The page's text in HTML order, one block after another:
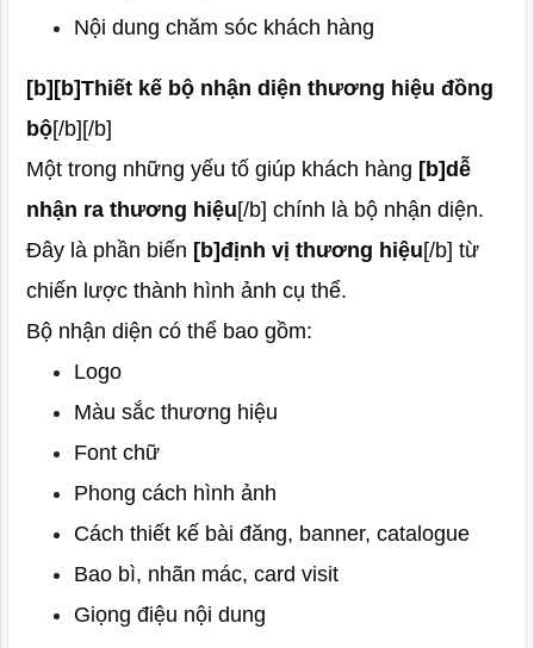
Nội dung chăm sóc khách hàng
[b][b]Thiết kế bộ nhận diện thương hiệu đồng
bộ[/b][/b]
Một trong những yếu tố giúp khách hàng [b]dễ
nhận ra thương hiệu[/b] chính là bộ nhận diện.
Đây là phần biến [b]định vị thương hiệu[/b] từ
chiến lược thành hình ảnh cụ thể.
Bộ nhận diện có thể bao gồm:
Logo
Màu sắc thương hiệu
Font chữ
Phong cách hình ảnh
Cách thiết kế bài đăng, banner, catalogue
Bao bì, nhãn mác, card visit
Giọng điệu nội dung